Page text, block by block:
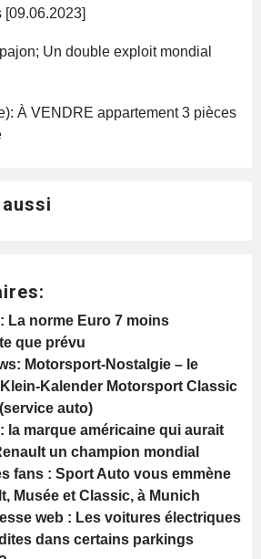
[09.06.2023]
Un double exploit mondial
À VENDRE appartement 3 pièces
La norme Euro 7 moins
que prévu
Motorsport-Nostalgie – le
Kalender Motorsport Classic
auto)
la marque américaine qui aurait
un champion mondial
fans : Sport Auto vous emmène
Musée et Classic, à Munich
web : Les voitures électriques
dans certains parkings